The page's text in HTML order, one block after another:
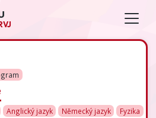
Anglický jazyk Německý jazyk
Fyzika